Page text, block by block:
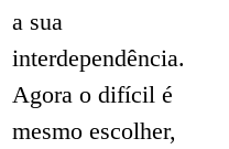
a sua
interdependência.
Agora o difícil é
mesmo escolher,